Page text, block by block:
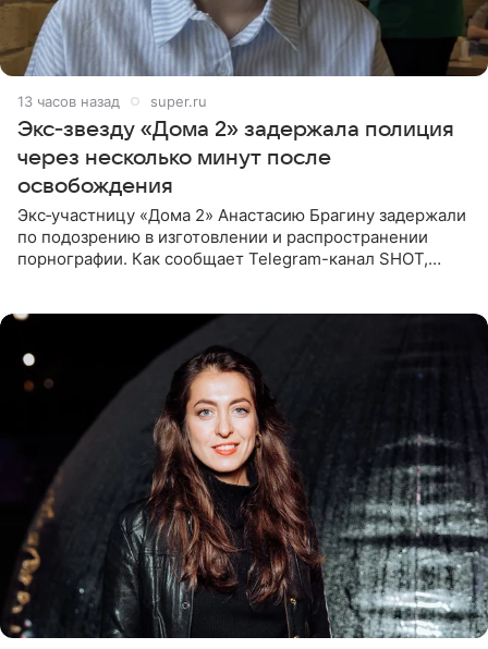
13 часов назад super.ru
Экс‑звезду «Дома 2» задержала полиция
через несколько минут после
освобождения
Экс‑участницу «Дома 2» Анастасию Брагину задержали
по подозрению в изготовлении и распространении
порнографии. Как сообщает Telegram-канал SHOT,